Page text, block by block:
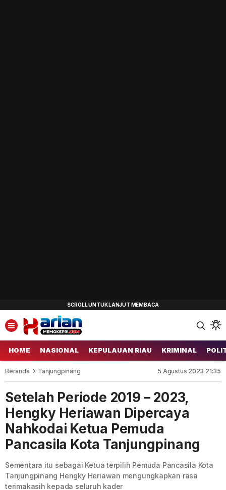
HOME NASIONAL KEPULAUAN RIAU KRIMINAL
Beranda Tanjungpinang 5 Agustus 2023 21:35
Setelah Periode 2019 – 2023,
Hengky Heriawan Dipercaya
Nahkodai Ketua Pemuda
Pancasila Kota Tanjungpinang
Sementara itu sebagai Ketua terpilih Pemuda Pancasila Kota
Tanjungpinang Hengky Heriawan mengungkapkan rasa
terimakasih kepada seluruh kader